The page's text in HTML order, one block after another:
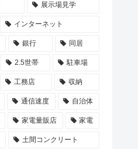
展示場見学
インターネット
銀行 同居
2.5世帯 駐車場
工務店 収納
通信速度 自治体
家電量販店 家電
土間コンクリート